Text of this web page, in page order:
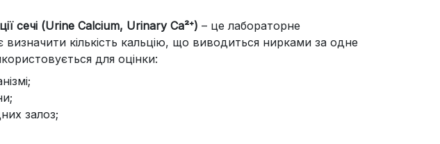
сечі (Urine Calcium, Urinary Ca²⁺) – це лабораторне
визначити кількість кальцію, що виводиться нирками за одне
для оцінки:
залоз;